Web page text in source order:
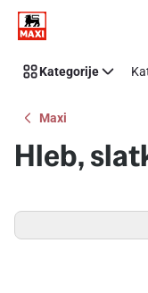
Preskoči link
Kategorije
Maxi
Hleb,